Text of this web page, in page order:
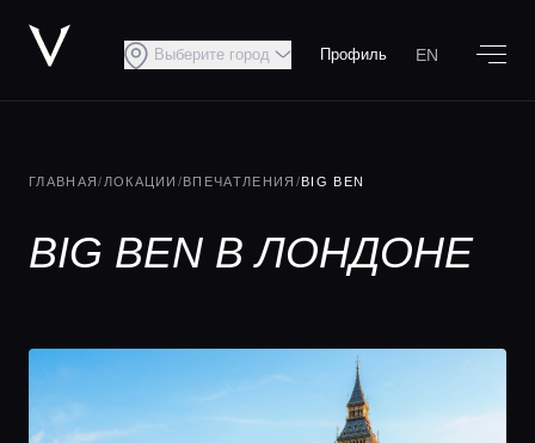
Выберите город Профиль EN
ГЛАВНАЯ/ ЛОКАЦИИ /ВПЕЧАТЛЕНИЯ /BIG BEN
BIG BEN В ЛОНДОНЕ